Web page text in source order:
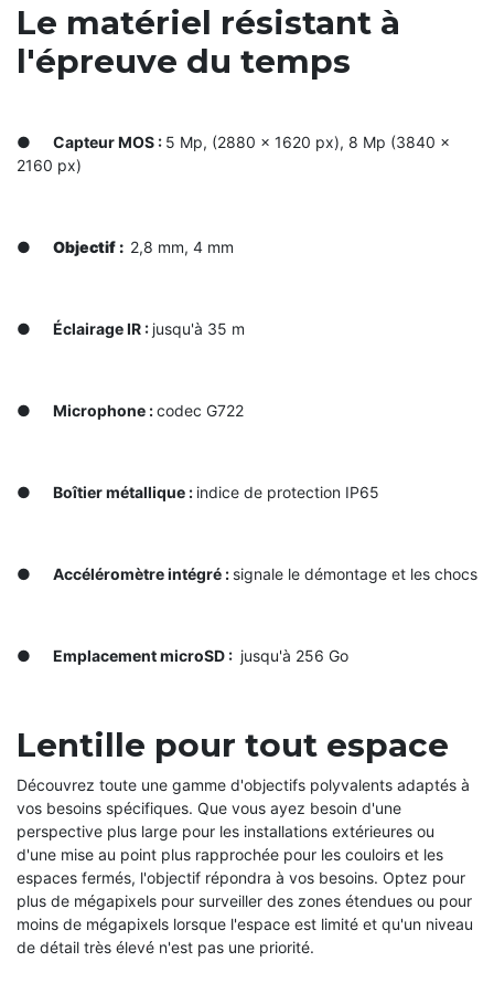
Le matériel résistant à
l'épreuve du temps
● Capteur MOS : 5 Mp, (2880 × 1620 px), 8 Mp (3840 ×
2160 px)
● Objectif : 2,8 mm, 4 mm
● Éclairage IR : jusqu'à 35 m
● Microphone :сodec G722
● Boîtier métallique : indice de protection ІР65
● Accéléromètre intégré : signale le démontage et les chocs
● Emplacement microSD : jusqu'à 256 Go
Lentille pour tout espace
Découvrez toute une gamme d'objectifs polyvalents adaptés à
vos besoins spécifiques. Que vous ayez besoin d'une
perspective plus large pour les installations extérieures ou
d'une mise au point plus rapprochée pour les couloirs et les
espaces fermés, l'objectif répondra à vos besoins. Optez pour
plus de mégapixels pour surveiller des zones étendues ou pour
moins de mégapixels lorsque l'espace est limité et qu'un niveau
de détail très élevé n'est pas une priorité.